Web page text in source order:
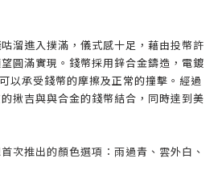
溜進入撲滿，儀式感十足，藉由投幣許
圓滿實現。 錢幣採用鋅合金鑄造，電鍍
以承受錢幣的摩擦及正常的撞擊。經過
揪吉與與合金的錢幣結合，同時達到美
次推出的顏色選項：雨過青、雲外白、